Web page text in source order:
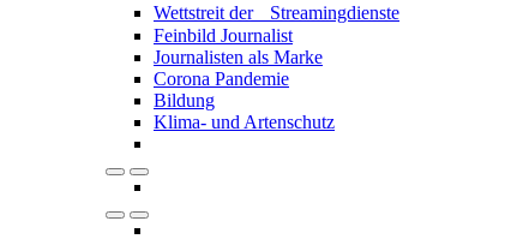
Wettstreit der Streamingdienste
Feinbild Journalist
Journalisten als Marke
Corona Pandemie
Bildung
Klima- und Artenschutz